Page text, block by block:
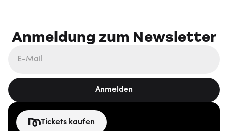
Anmeldung zum Newsletter
Anmelden
Tickets kaufen